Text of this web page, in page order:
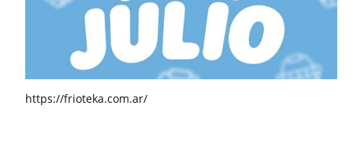
https://frioteka.com.ar/